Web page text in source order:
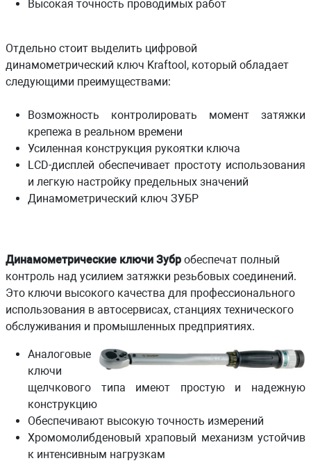
Высокая точность проводимых работ
Отдельно стоит выделить цифровой
динамометрический ключ Kraftool, который обладает
следующими преимуществами:
Возможность контролировать момент затяжки
крепежа в реальном времени
Усиленная конструкция рукоятки ключа
LCD-дисплей обеспечивает простоту использования
и легкую настройку предельных значений
Динамометрический ключ ЗУБР
Динамометрические ключи Зубр обеспечат полный
контроль над усилием затяжки резьбовых соединений.
Это ключи высокого качества для профессионального
использования в автосервисах, станциях технического
обслуживания и промышленных предприятиях.
Аналоговые
ключи
щелчкового типа имеют простую и надежную
конструкцию
Обеспечивают высокую точность измерений
Хромомолибденовый храповый механизм устойчив
к интенсивным нагрузкам